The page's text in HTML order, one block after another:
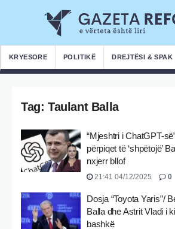
KRYESORE POLITIKË DREJTËSI & SPAK
Tag: Taulant Balla
“Mjeshtri i ChatGPT-
përpiqet të ‘shpëtojë’
nxjerr bllof
21:41 04/12/2025 0
Dosja “Toyota Yaris”/
Balla dhe Astrit Vladi i
bashkë